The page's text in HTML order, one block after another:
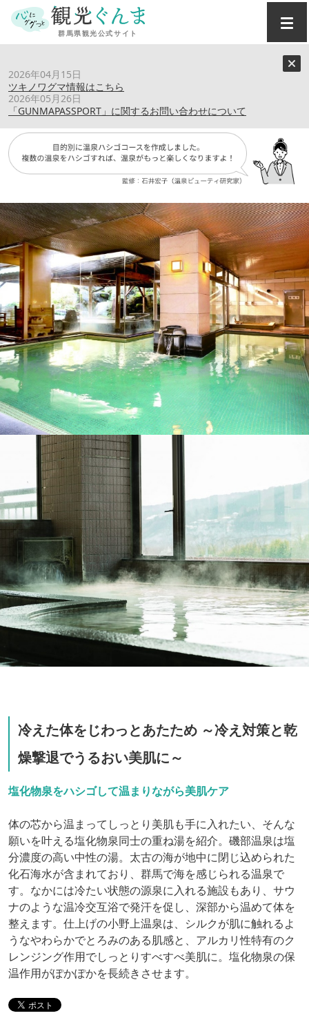
2026年04月15日
ツキノワグマ情報はこちら
2026年05月26日
「GUNMAPASSPORT」に関するお問い合わせについて
冷えた体をじわっとあたため ～冷え対策と乾燥撃退でうる
おい美肌に～
冷えた体をじわっとあたため ～冷え対策と乾
燥撃退でうるおい美肌に～
塩化物泉をハシゴして温まりながら美肌ケア
体の芯から温まってしっとり美肌も手に入れたい、そんな
願いを叶える塩化物泉同士の重ね湯を紹介。磯部温泉は塩
分濃度の高い中性の湯。太古の海が地中に閉じ込められた
化石海水が含まれており、群馬で海を感じられる温泉で
す。なかには冷たい状態の源泉に入れる施設もあり、サウ
ナのような温冷交互浴で発汗を促し、深部から温めて体を
整えます。仕上げの小野上温泉は、シルクが肌に触れるよ
うなやわらかでとろみのある肌感と、アルカリ性特有のク
レンジング作用でしっとりすべすべ美肌に。塩化物泉の保
温作用がぽかぽかを長続きさせます。